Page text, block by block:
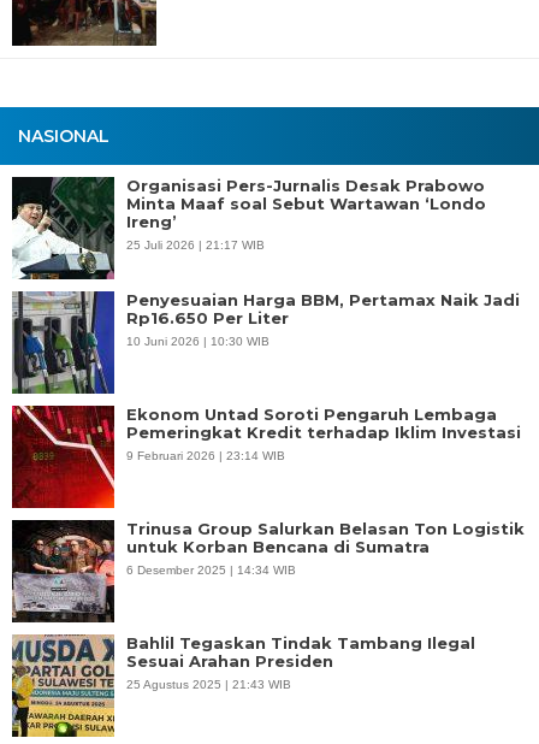
NASIONAL
Organisasi Pers-Jurnalis Desak Prabowo
Minta Maaf soal Sebut Wartawan ‘Londo
Ireng’
25 Juli 2026 | 21:17 WIB
Penyesuaian Harga BBM, Pertamax Naik Jadi
Rp16.650 Per Liter
10 Juni 2026 | 10:30 WIB
Ekonom Untad Soroti Pengaruh Lembaga
Pemeringkat Kredit terhadap Iklim Investasi
9 Februari 2026 | 23:14 WIB
Trinusa Group Salurkan Belasan Ton Logistik
untuk Korban Bencana di Sumatra
6 Desember 2025 | 14:34 WIB
Bahlil Tegaskan Tindak Tambang Ilegal
Sesuai Arahan Presiden
25 Agustus 2025 | 21:43 WIB